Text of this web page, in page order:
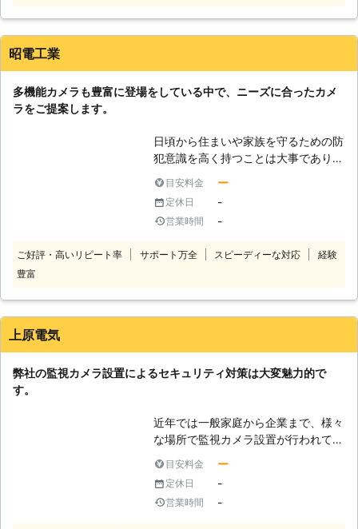
設置からサポートまで幅広く、また格
安にてご対応しております。 ・夜間
設置したい。 ・防犯対策としてマン
ションに監視カメラを設置したい。
ております。 ご質問やご要望がござ
いましいたら、お気軽にお問合せくだ
ているため、より一層の防犯を行うこ
声が多くなっていったことを背景に、
さまざまな防犯製品が開発されてきま
した。防犯ガラスや防犯鍵などの登場
により、住宅への被害が軽減されてき
たと言えるでしょう。しかし、それら
場合、監視カメラを設置されることを
お薦めします。 【監視カメラは動か
品は、確かに被害を回避するためにも
とても有効な働きを見せてくれます。
カメラを設置すれば、侵入窃盗を企む
者を寄せ付けないだけでなく、録画機
なります。監視カメラ設置作業をご希
望であれば、私たち有限会社デジタル
マックスへお任せ下さい。徹底的な証
拠を確保する監視カメラの性能を、最
大限に活かした設置方法で、お客様の
住宅をより安全な環境へとするお手伝
昭電工業
多機能カメラも豊富に登場をしている中で、ニーズに合ったカメ
ラをご提案します。
日頃から住まいや家族を守るための防
犯意識を高く持つことは大事であり、
カメラを設置するのは前向きなことで
す。 弊社では高い防犯カメラの知識
を持つ、設置に関わるプロ会社として
平穏な毎日を送るためにもカメラを設
せていただきます。 住まいの中だけ
る1つの対策です。
目安料金 ー
定休日 -
営業時間 -
ご好評・高いリピート率 サポート万全 スピーディーな対応
経験
豊富
上原電気
弊社の監視カメラ設置によるセキュリティ対策は大変魅力的で
す。
近年では一般家庭から企業まで、様々
な場所で監視カメラ設置が行われてい
するほか、安全のために利用するとい
う考え方もあり、お客様ごとに目的を
もって取り付けられる傾向が増えつつ
目安料金 ー
定休日 -
営業時間 -